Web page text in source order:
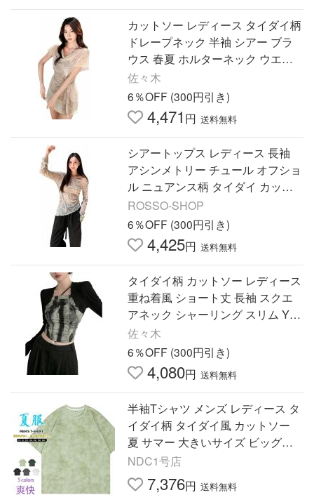
カットソー レディース タイダイ柄
ドレープネック 半袖 シアー ブラ
ウス 春夏 ホルターネック ウエス
トリボン 着痩せ トップス 透け感
佐々木
6％OFF (300円引き)
4,471 円 送料無料
シアートップス レディース 長袖
アシンメトリー チュール オフショ
ル ニュアンス柄 タイダイ カット
ソー トップス インナー メロウ
ROSSO-SHOP
6％OFF (300円引き)
4,425円 送料無料
タイダイ柄 カットソー レディース
重ね着風 ショート丈 長袖 スクエ
アネック シャーリング スリム Y2
K ギャル ストリート系 着痩せ
佐々木
6％OFF (300円引き)
4,080円 送料無料
半袖Tシャツ メンズ レディース タ
イダイ柄 タイダイ風 カットソー
夏 サマー 大きいサイズ ビッグシ
ルエット ゆったり ダンス カジュ
アル 男女兼用
NDC1号店
7,376円 送料無料